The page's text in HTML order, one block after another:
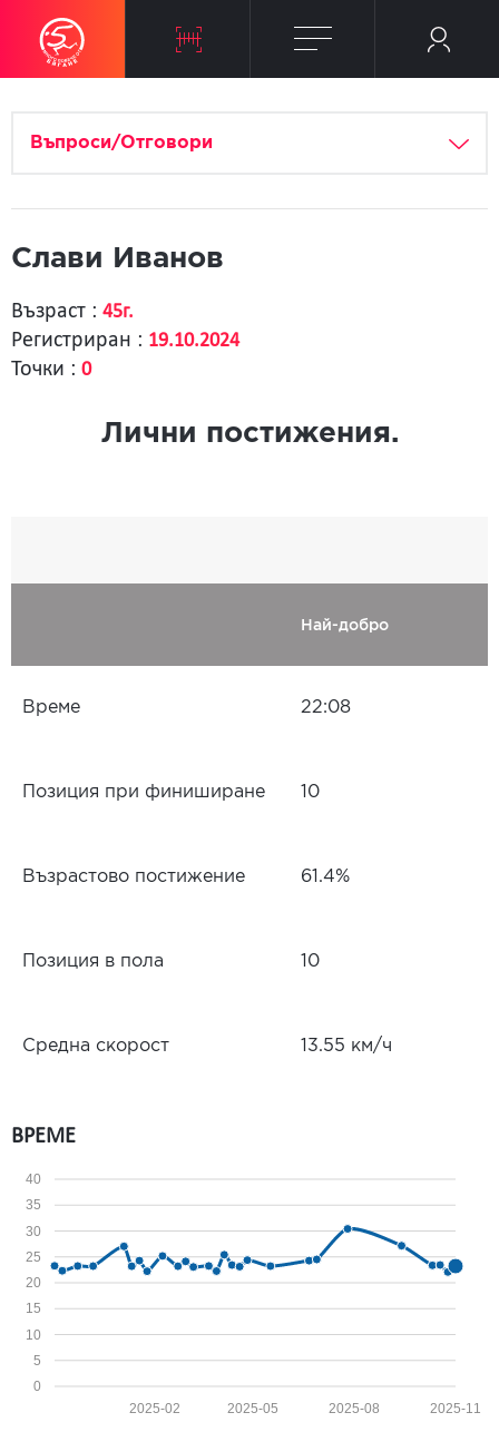
Въпроси/Отговори
Слави Иванов
Възраст : 45г.
Регистриран : 19.10.2024
Точки : 0
Лични постижения.
Най-добро
Време 22:08
Позиция при финиширане 10
Възрастово постижение 61.4%
Позиция в пола 10
Средна скорост 13.55 км/ч
ВРЕМЕ
0
5
10
15
20
25
30
35
40
2025-11
2025-08
2025-05
2025-02